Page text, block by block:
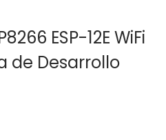
ESP-12E WiFi
de Desarrollo